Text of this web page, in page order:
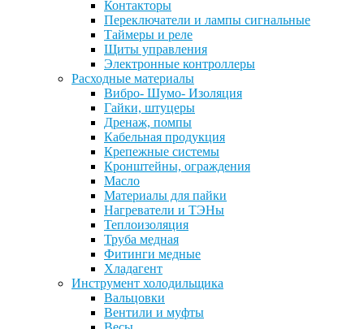
Контакторы
Переключатели и лампы сигнальные
Таймеры и реле
Щиты управления
Электронные контроллеры
Расходные материалы
Вибро- Шумо- Изоляция
Гайки, штуцеры
Дренаж, помпы
Кабельная продукция
Крепежные системы
Кронштейны, ограждения
Масло
Материалы для пайки
Нагреватели и ТЭНы
Теплоизоляция
Труба медная
Фитинги медные
Хладагент
Инструмент холодильщика
Вальцовки
Вентили и муфты